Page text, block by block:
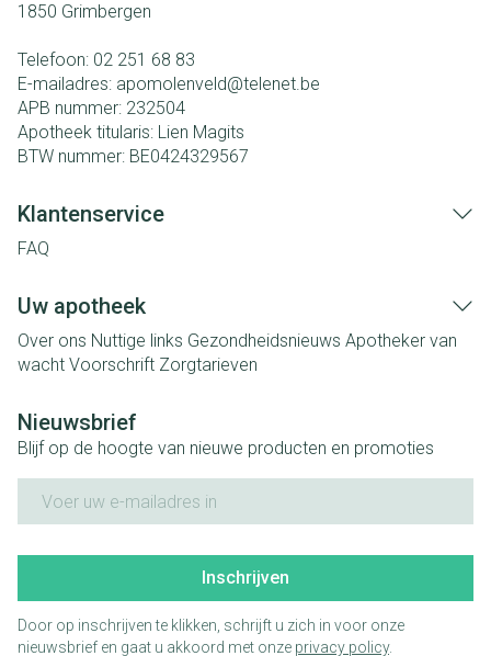
1850 Grimbergen
Telefoon: 02 251 68 83
E-mailadres: apomolenveld@telenet.be
APB nummer: 232504
Apotheek titularis: Lien Magits
BTW nummer: BE0424329567
Klantenservice
FAQ
Uw apotheek
Over ons Nuttige links Gezondheidsnieuws Apotheker van
wacht Voorschrift Zorgtarieven
Nieuwsbrief
Blijf op de hoogte van nieuwe producten en promoties
Inschrijven
Door op inschrijven te klikken, schrijft u zich in voor onze
nieuwsbrief en gaat u akkoord met onze privacy policy.